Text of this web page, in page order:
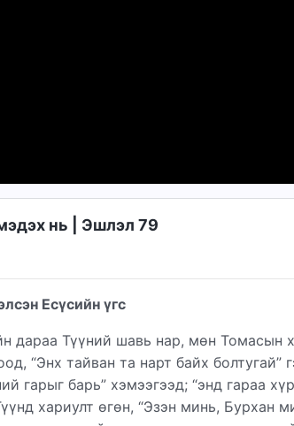
нь | Эшлэл 79
Есүсийн үгс
дараа Түүний шавь нар, мөн Томасын
“Энх тайван та нарт байх болтугай”
гарыг барь” хэмээгээд; “энд гараа
хариулт өгөн, “Эзэн минь, Бурхан